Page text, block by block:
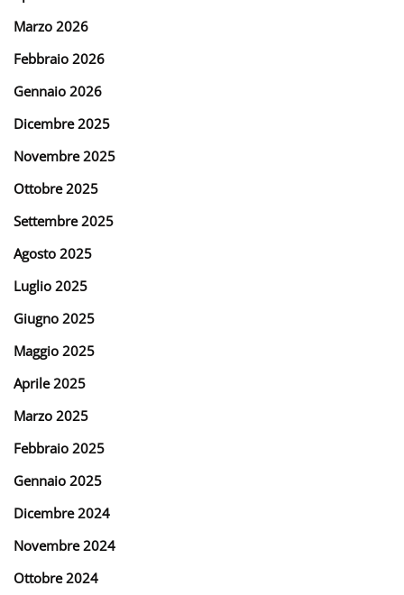
Marzo 2026
Febbraio 2026
Gennaio 2026
Dicembre 2025
Novembre 2025
Ottobre 2025
Settembre 2025
Agosto 2025
Luglio 2025
Giugno 2025
Maggio 2025
Aprile 2025
Marzo 2025
Febbraio 2025
Gennaio 2025
Dicembre 2024
Novembre 2024
Ottobre 2024